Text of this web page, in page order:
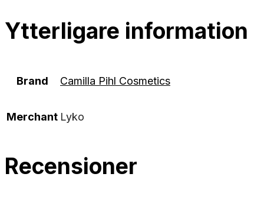
Ytterligare information
Brand Camilla Pihl Cosmetics
Merchant Lyko
Recensioner